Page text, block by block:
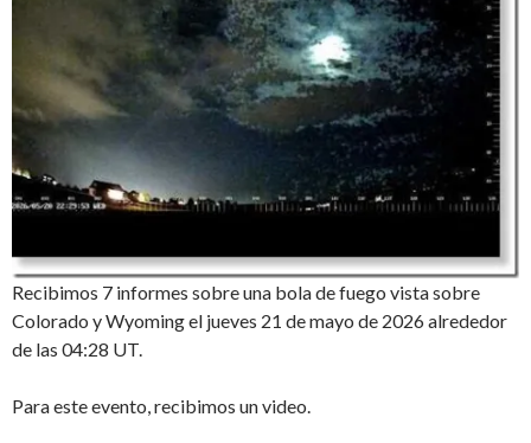
Recibimos 7 informes sobre una bola de fuego vista sobre
Colorado y Wyoming el jueves 21 de mayo de 2026 alrededor
de las 04:28 UT.
Para este evento, recibimos un video.